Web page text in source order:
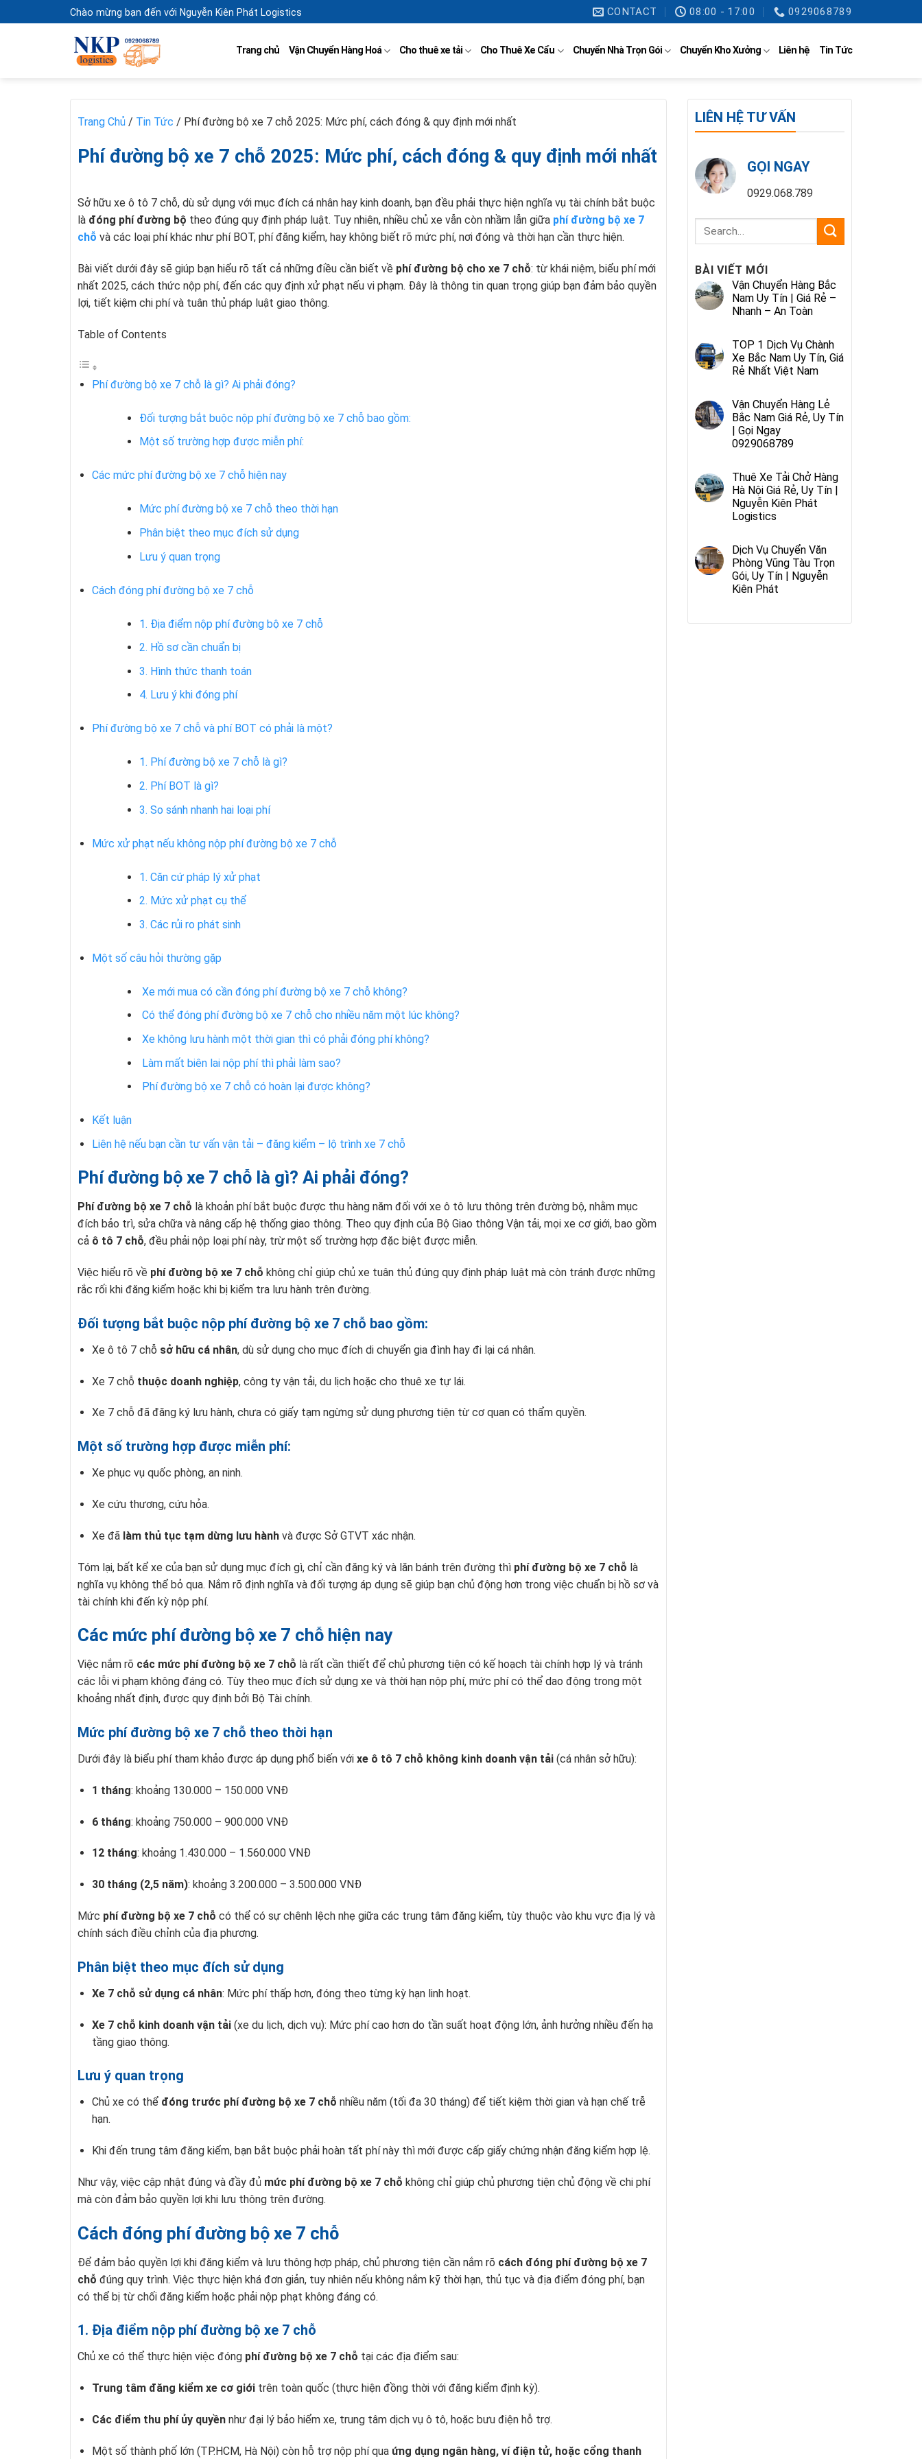
to
Chào mừng bạn đến với Nguyễn Kiên Phát Logistics CONTACT 08:00 - 17:00 0929068789
Trang chủ Vận Chuyển Hàng Hoá Cho thuê xe tải Cho Thuê Xe Cẩu Chuyển Nhà Trọn Gói Chuyển Kho Xưởng Liên hệ Tin Tức
Trang Chủ / Tin Tức / Phí đường bộ xe 7 chỗ 2025: Mức phí, cách đóng & quy định mới nhất
Phí đường bộ xe 7 chỗ 2025: Mức phí, cách đóng & quy định mới nhất
Sở hữu xe ô tô 7 chỗ, dù sử dụng với mục đích cá nhân hay kinh doanh, bạn đều phải thực hiện nghĩa vụ tài chính bắt buộc
là đóng phí đường bộ theo đúng quy định pháp luật. Tuy nhiên, nhiều chủ xe vẫn còn nhầm lẫn giữa phí đường bộ xe 7
chỗ và các loại phí khác như phí BOT, phí đăng kiểm, hay không biết rõ mức phí, nơi đóng và thời hạn cần thực hiện.
Bài viết dưới đây sẽ giúp bạn hiểu rõ tất cả những điều cần biết về phí đường bộ cho xe 7 chỗ: từ khái niệm, biểu phí mới
nhất 2025, cách thức nộp phí, đến các quy định xử phạt nếu vi phạm. Đây là thông tin quan trọng giúp bạn đảm bảo quyền
lợi, tiết kiệm chi phí và tuân thủ pháp luật giao thông.
Table of Contents
Phí đường bộ xe 7 chỗ là gì? Ai phải đóng?
Đối tượng bắt buộc nộp phí đường bộ xe 7 chỗ bao gồm:
Một số trường hợp được miễn phí:
Các mức phí đường bộ xe 7 chỗ hiện nay
Mức phí đường bộ xe 7 chỗ theo thời hạn
Phân biệt theo mục đích sử dụng
Lưu ý quan trọng
Cách đóng phí đường bộ xe 7 chỗ
1. Địa điểm nộp phí đường bộ xe 7 chỗ
2. Hồ sơ cần chuẩn bị
3. Hình thức thanh toán
4. Lưu ý khi đóng phí
Phí đường bộ xe 7 chỗ và phí BOT có phải là một?
1. Phí đường bộ xe 7 chỗ là gì?
2. Phí BOT là gì?
3. So sánh nhanh hai loại phí
Mức xử phạt nếu không nộp phí đường bộ xe 7 chỗ
1. Căn cứ pháp lý xử phạt
2. Mức xử phạt cụ thể
3. Các rủi ro phát sinh
Một số câu hỏi thường gặp
Xe mới mua có cần đóng phí đường bộ xe 7 chỗ không?
Có thể đóng phí đường bộ xe 7 chỗ cho nhiều năm một lúc không?
Xe không lưu hành một thời gian thì có phải đóng phí không?
Làm mất biên lai nộp phí thì phải làm sao?
Phí đường bộ xe 7 chỗ có hoàn lại được không?
Kết luận
Liên hệ nếu bạn cần tư vấn vận tải – đăng kiểm – lộ trình xe 7 chỗ
Phí đường bộ xe 7 chỗ là gì? Ai phải đóng?
Phí đường bộ xe 7 chỗ là khoản phí bắt buộc được thu hàng năm đối với xe ô tô lưu thông trên đường bộ, nhằm mục
đích bảo trì, sửa chữa và nâng cấp hệ thống giao thông. Theo quy định của Bộ Giao thông Vận tải, mọi xe cơ giới, bao gồm
cả ô tô 7 chỗ, đều phải nộp loại phí này, trừ một số trường hợp đặc biệt được miễn.
Việc hiểu rõ về phí đường bộ xe 7 chỗ không chỉ giúp chủ xe tuân thủ đúng quy định pháp luật mà còn tránh được những
rắc rối khi đăng kiểm hoặc khi bị kiểm tra lưu hành trên đường.
Đối tượng bắt buộc nộp phí đường bộ xe 7 chỗ bao gồm:
Xe ô tô 7 chỗ sở hữu cá nhân, dù sử dụng cho mục đích di chuyển gia đình hay đi lại cá nhân.
Xe 7 chỗ thuộc doanh nghiệp, công ty vận tải, du lịch hoặc cho thuê xe tự lái.
Xe 7 chỗ đã đăng ký lưu hành, chưa có giấy tạm ngừng sử dụng phương tiện từ cơ quan có thẩm quyền.
Một số trường hợp được miễn phí:
Xe phục vụ quốc phòng, an ninh.
Xe cứu thương, cứu hỏa.
Xe đã làm thủ tục tạm dừng lưu hànhvà được Sở GTVT xác nhận.
Tóm lại, bất kể xe của bạn sử dụng mục đích gì, chỉ cần đăng ký và lăn bánh trên đường thì phí đường bộ xe 7 chỗ là
nghĩa vụ không thể bỏ qua. Nắm rõ định nghĩa và đối tượng áp dụng sẽ giúp bạn chủ động hơn trong việc chuẩn bị hồ sơ và
tài chính khi đến kỳ nộp phí.
Các mức phí đường bộ xe 7 chỗ hiện nay
Việc nắm rõ các mức phí đường bộ xe 7 chỗ là rất cần thiết để chủ phương tiện có kế hoạch tài chính hợp lý và tránh
các lỗi vi phạm không đáng có. Tùy theo mục đích sử dụng xe và thời hạn nộp phí, mức phí có thể dao động trong một
khoảng nhất định, được quy định bởi Bộ Tài chính.
Mức phí đường bộ xe 7 chỗ theo thời hạn
Dưới đây là biểu phí tham khảo được áp dụng phổ biến với xe ô tô 7 chỗ không kinh doanh vận tải (cá nhân sở hữu):
1 tháng: khoảng 130.000 – 150.000 VNĐ
6 tháng: khoảng 750.000 – 900.000 VNĐ
12 tháng: khoảng 1.430.000 – 1.560.000 VNĐ
30 tháng (2,5 năm): khoảng 3.200.000 – 3.500.000 VNĐ
Mức phí đường bộ xe 7 chỗ có thể có sự chênh lệch nhẹ giữa các trung tâm đăng kiểm, tùy thuộc vào khu vực địa lý và
chính sách điều chỉnh của địa phương.
Phân biệt theo mục đích sử dụng
Xe 7 chỗ sử dụng cá nhân: Mức phí thấp hơn, đóng theo từng kỳ hạn linh hoạt.
Xe 7 chỗ kinh doanh vận tải(xe du lịch, dịch vụ): Mức phí cao hơn do tần suất hoạt động lớn, ảnh hưởng nhiều đến hạ
tầng giao thông.
Lưu ý quan trọng
Chủ xe có thể đóng trước phí đường bộ xe 7 chỗ nhiều năm (tối đa 30 tháng) để tiết kiệm thời gian và hạn chế trễ
hạn.
Khi đến trung tâm đăng kiểm, bạn bắt buộc phải hoàn tất phí này thì mới được cấp giấy chứng nhận đăng kiểm hợp lệ.
Như vậy, việc cập nhật đúng và đầy đủ mức phí đường bộ xe 7 chỗ không chỉ giúp chủ phương tiện chủ động về chi phí
mà còn đảm bảo quyền lợi khi lưu thông trên đường.
Cách đóng phí đường bộ xe 7 chỗ
Để đảm bảo quyền lợi khi đăng kiểm và lưu thông hợp pháp, chủ phương tiện cần nắm rõ cách đóng phí đường bộ xe 7
chỗ đúng quy trình. Việc thực hiện khá đơn giản, tuy nhiên nếu không nắm kỹ thời hạn, thủ tục và địa điểm đóng phí, bạn
có thể bị từ chối đăng kiểm hoặc phải nộp phạt không đáng có.
1. Địa điểm nộp phí đường bộ xe 7 chỗ
Chủ xe có thể thực hiện việc đóng phí đường bộ xe 7 chỗ tại các địa điểm sau:
Trung tâm đăng kiểm xe cơ giớitrên toàn quốc (thực hiện đồng thời với đăng kiểm định kỳ).
Các điểm thu phí ủy quyềnnhư đại lý bảo hiểm xe, trung tâm dịch vụ ô tô, hoặc bưu điện hỗ trợ.
Một số thành phố lớn (TP.HCM, Hà Nội) còn hỗ trợ nộp phí qua ứng dụng ngân hàng, ví điện tử, hoặc cổng thanh
LIÊN HỆ TƯ VẤN
GỌI NGAY
0929.068.789
BÀI VIẾT MỚI
Vận Chuyển Hàng Bắc
Nam Uy Tín | Giá Rẻ –
Nhanh – An Toàn
TOP 1 Dịch Vụ Chành
Xe Bắc Nam Uy Tín, Giá
Rẻ Nhất Việt Nam
Vận Chuyển Hàng Lẻ
Bắc Nam Giá Rẻ, Uy Tín
| Gọi Ngay
0929068789
Thuê Xe Tải Chở Hàng
Hà Nội Giá Rẻ, Uy Tín |
Nguyễn Kiên Phát
Logistics
Dịch Vụ Chuyển Văn
Phòng Vũng Tàu Trọn
Gói, Uy Tín | Nguyễn
Kiên Phát